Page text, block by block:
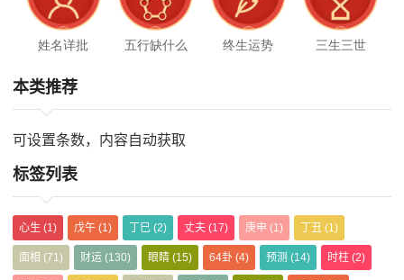
姓名详批 五行缺什么 终生运势 三生三世
本类推荐
可设置条数，内容自动获取
标签列表
心生 (1) 戊午 (1) 丁巳 (2) 丈夫 (17) 庚申 (1) 丁丑 (1)
面相 (71) 财运 (130) 眼睛 (15) 64卦 (4) 预测 (14) 时柱 (2)